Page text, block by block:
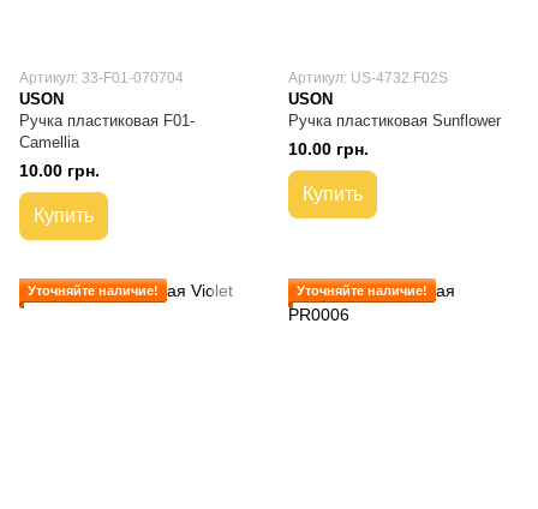
Артикул: 33-F01-070704
USON
Ручка пластиковая F01-
Camellia
10.00 грн.
Купить
Артикул: US-4732.F02S
USON
Ручка пластиковая Sunflower
10.00 грн.
Купить
Уточняйте наличие! Уточняйте наличие!